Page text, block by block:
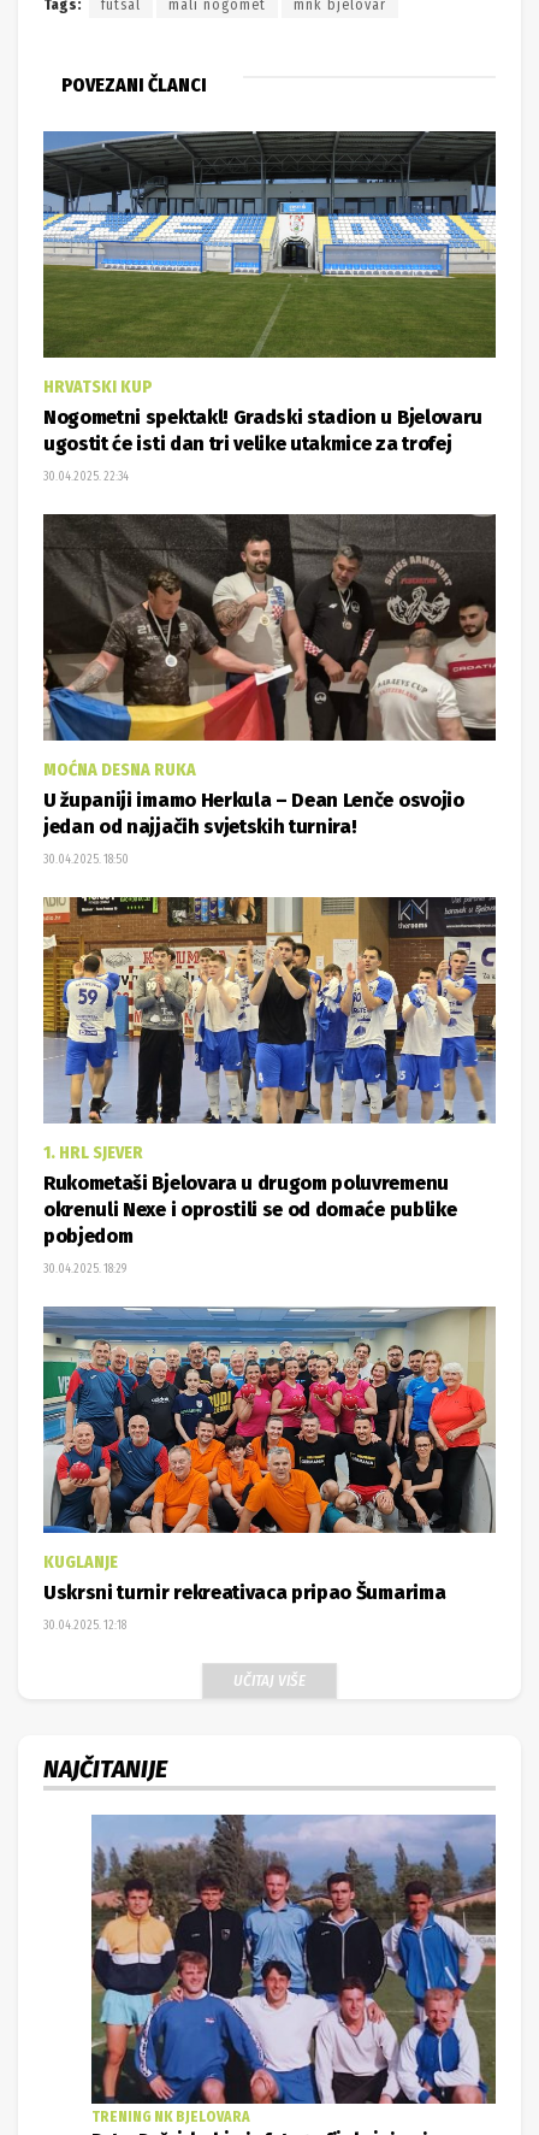
Tags: futsal mali nogomet mnk bjelovar
POVEZANI ČLANCI
HRVATSKI KUP
Nogometni spektakl! Gradski stadion u Bjelovaru
ugostit će isti dan tri velike utakmice za trofej
30.04.2025. 22:34
MOĆNA DESNA RUKA
U županiji imamo Herkula – Dean Lenče osvojio
jedan od najjačih svjetskih turnira!
30.04.2025. 18:50
1. HRL SJEVER
Rukometaši Bjelovara u drugom poluvremenu
okrenuli Nexe i oprostili se od domaće publike
pobjedom
30.04.2025. 18:29
KUGLANJE
Uskrsni turnir rekreativaca pripao Šumarima
30.04.2025. 12:18
UČITAJ VIŠE
NAJČITANIJE
TRENING NK BJELOVARA